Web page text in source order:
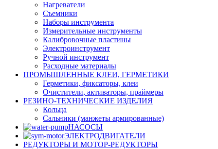
Нагреватели
Съемники
Наборы инструмента
Измерительные инструменты
Калибровочные пластины
Электроинструмент
Ручной инструмент
Расходные материалы
ПРОМЫШЛЕННЫЕ КЛЕИ, ГЕРМЕТИКИ
Герметики, фиксаторы, клеи
Очистители, активаторы, праймеры
РЕЗИНО-ТЕХНИЧЕСКИЕ ИЗДЕЛИЯ
Кольца
Сальники (манжеты армированные)
НАСОСЫ
ЭЛЕКТРОДВИГАТЕЛИ
РЕДУКТОРЫ И МОТОР-РЕДУКТОРЫ